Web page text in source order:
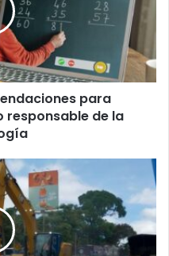
para
responsable de la